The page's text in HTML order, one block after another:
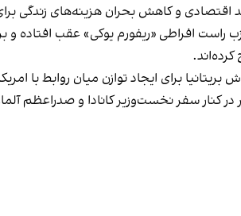
و کاهش بحران هزینه‌های زندگی
افراطی «ریفورم یوکی» عقب افتاده و
بریتانیا برای ایجاد توازن میان روابط
در کنار سفر نخست‌وزیر کانادا و صدراعظم